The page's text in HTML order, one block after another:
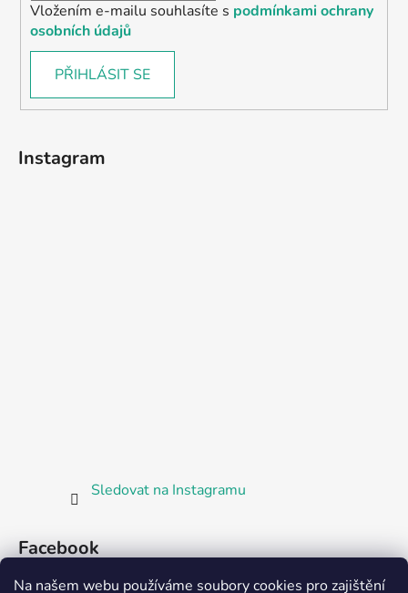
Na našem webu používáme soubory cookies pro zajištění
Vložením e-mailu souhlasíte s podmínkami ochrany
osobních údajů
PŘIHLÁSIT SE
Instagram
Sledovat na Instagramu
Facebook